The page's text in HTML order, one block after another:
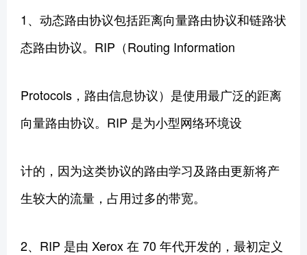
1、动态路由协议包括距离向量路由协议和链路状
态路由协议。RIP（Routing Information
Protocols，路由信息协议）是使用最广泛的距离
向量路由协议。RIP 是为小型网络环境设
计的，因为这类协议的路由学习及路由更新将产
生较大的流量，占用过多的带宽。
2、RIP 是由 Xerox 在 70 年代开发的，最初定义